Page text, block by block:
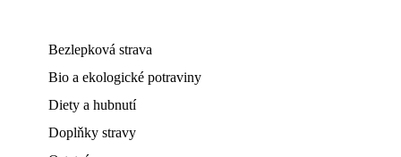
Bezlepková strava
Bio a ekologické potraviny
Diety a hubnutí
Doplňky stravy